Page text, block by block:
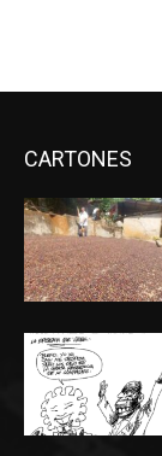
CARTONES